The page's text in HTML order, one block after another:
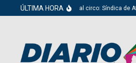
Saltar al contenido
ÚLTIMA HORA
Del cabildo al circo: Síndica de